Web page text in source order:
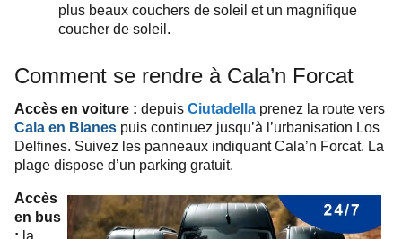
plus beaux couchers de soleil et un magnifique
coucher de soleil.
Comment se rendre à Cala’n Forcat
Accès en voiture : depuis Ciutadella prenez la route vers
Cala en Blanes puis continuez jusqu’à l’urbanisation Los
Delfines. Suivez les panneaux indiquant Cala’n Forcat. La
plage dispose d’un parking gratuit.
Accès
en bus